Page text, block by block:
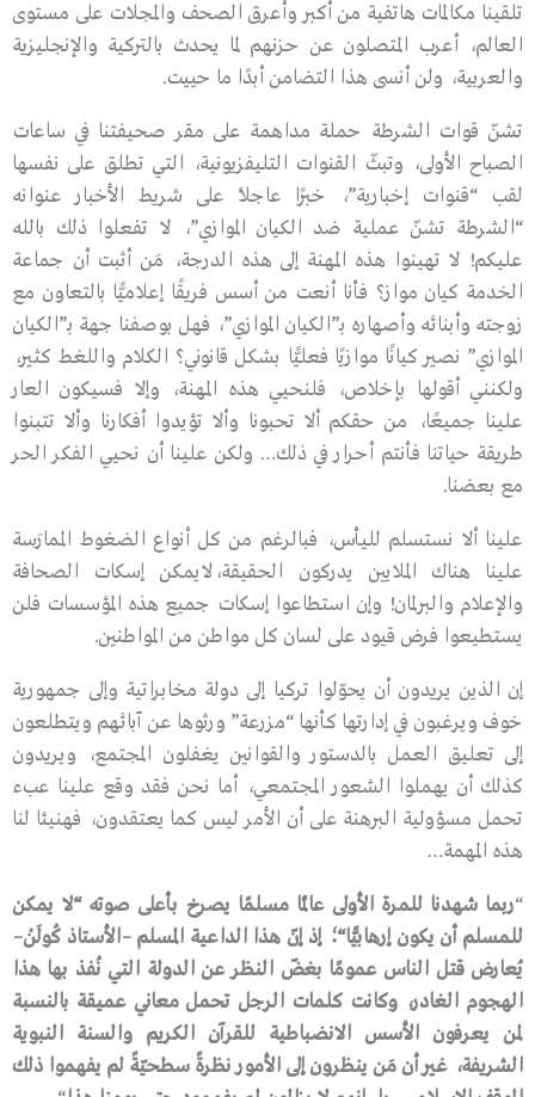
تلقينا مكالمات هاتفية من أكبر وأعرق الصحف والمجلات على مستوى
العالم، أعرب المتصلون عن حزنهم لما يحدث بالتركية والإنجليزية
والعربية، ولن أنسى هذا التضامن أبدًا ما حييت.
تشنّ قوات الشرطة حملة مداهمة على مقر صحيفتنا في ساعات
الصباح الأولى، وتبثّ القنوات التليفزيونية، التي تطلق على نفسها
لقب “قنوات إخبارية”، خبرًا عاجلًا على شريط الأخبار عنوانه
“الشرطة تشنّ عملية ضد الكيان الموازي”، لا تفعلوا ذلك بالله
عليكم! لا تهينوا هذه المهنة إلى هذه الدرجة، مَن أثبت أن جماعة
الخدمة كيان مواز؟ فأنا أنعت من أسس فريقًا إعلاميًّا بالتعاون مع
زوجته وأبنائه وأصهاره بـ”الكيان الموازي”، فهل بوصفنا جهة بـ”الكيان
الموازي” نصير كيانًا موازيًا فعليًّا بشكل قانوني؟ الكلام واللغط كثير،
ولكنني أقولها بإخلاص، فلنحيي هذه المهنة، وإلا فسيكون العار
علينا جميعًا، من حقكم ألا تحبونا وألا تؤيدوا أفكارنا وألا تتبنوا
طريقة حياتنا فأنتم أحرار في ذلك… ولكن علينا أن نحيي الفكر الحر
مع بعضنا.
علينا ألا نستسلم لليأس، فبالرغم من كل أنواع الضغوط الممارَسة
علينا هناك الملايين يدركون الحقيقة،لايمكن إسكات الصحافة
والإعلام والبرلمان! وإن استطاعوا إسكات جميع هذه المؤسسات فلن
يستطيعوا فرض قيود على لسان كل مواطن من المواطنين.
إن الذين يريدون أن يحوّلوا تركيا إلى دولة مخابراتية وإلى جمهورية
خوف ويرغبون في إدارتها كأنها “مزرعة” ورثوها عن آبائهم ويتطلعون
إلى تعليق العمل بالدستور والقوانين يغفلون المجتمع، ويريدون
كذلك أن يهملوا الشعور المجتمعي، أما نحن فقد وقع علينا عبء
تحمل مسؤولية البرهنة على أن الأمر ليس كما يعتقدون، فهنيئا لنا
هذه المهمة…
“ربما شهدنا للمرة الأولى عالمًا مسلمًا يصرخ بأعلى صوته “لا يمكن
للمسلم أن يكون إرهابيًّا“؛ إذ إنّ هذا الداعية المسلم –الأستاذ كُولَنْ–
يُعارض قتل الناس عمومًا بغضّ النظر عن الدولة التي نُفذ بها هذا
الهجوم الغادر، وكانت كلمات الرجل تحمل معاني عميقة بالنسبة
لمن
يعرفون الأسس الانضباطية للقرآن الكريم والسنة النبوية
الشريفة، غيرأن مَن ينظرون إلى الأمور نظرةً سطحيّةً لم يفهموا ذلك